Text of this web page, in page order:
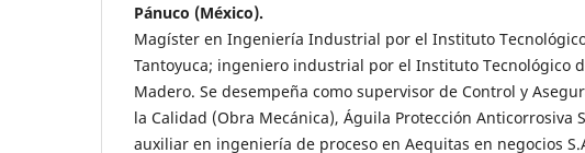
Pánuco (México).
Magíster en Ingeniería Industrial por el Instituto
Tantoyuca; ingeniero industrial por el Instituto Tecnológico
Madero. Se desempeña como supervisor de Control y
la Calidad (Obra Mecánica), Águila Protección Anticorrosiva
auxiliar en ingeniería de proceso en Aequitas en negocios